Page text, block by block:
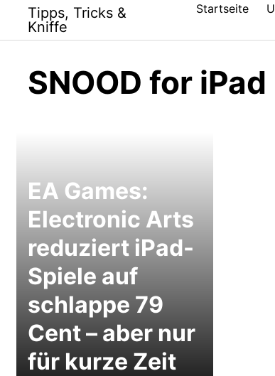
Tipps, Tricks &
Kniffe
Startseite
SNOOD for iPad
EA Games:
Electronic Arts
reduziert iPad-
Spiele auf
schlappe 79
Cent – aber nur
für kurze Zeit